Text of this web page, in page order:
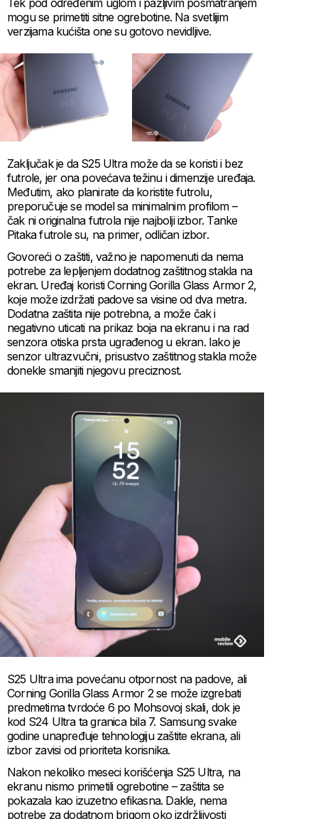
mogu se primetiti sitne ogrebotine. Na svetlijim
verzijama kućišta one su gotovo nevidljive.
Zaključak je da S25 Ultra može da se koristi i bez
futrole, jer ona povećava težinu i dimenzije uređaja.
Međutim, ako planirate da koristite futrolu,
preporučuje se model sa minimalnim profilom –
čak ni originalna futrola nije najbolji izbor. Tanke
Pitaka futrole su, na primer, odličan izbor.
Govoreći o zaštiti, važno je napomenuti da nema
potrebe za lepljenjem dodatnog zaštitnog stakla na
ekran. Uređaj koristi Corning Gorilla Glass Armor 2,
koje može izdržati padove sa visine od dva metra.
Dodatna zaštita nije potrebna, a može čak i
negativno uticati na prikaz boja na ekranu i na rad
senzora otiska prsta ugrađenog u ekran. Iako je
senzor ultrazvučni, prisustvo zaštitnog stakla može
donekle smanjiti njegovu preciznost.
S25 Ultra ima povećanu otpornost na padove, ali
Corning Gorilla Glass Armor 2 se može izgrebati
predmetima tvrdoće 6 po Mohsovoj skali, dok je
kod S24 Ultra ta granica bila 7. Samsung svake
godine unapređuje tehnologiju zaštite ekrana, ali
izbor zavisi od prioriteta korisnika.
Nakon nekoliko meseci korišćenja S25 Ultra, na
ekranu nismo primetili ogrebotine – zaštita se
pokazala kao izuzetno efikasna. Dakle, nema
potrebe za dodatnom brigom oko izdržljivosti